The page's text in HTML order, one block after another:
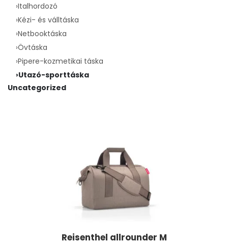
›Italhordozó
›Kézi- és válltáska
›Netbooktáska
›Övtáska
›Pipere-kozmetikai táska
›Utazó-sporttáska
Uncategorized
Reisenthel allrounder M